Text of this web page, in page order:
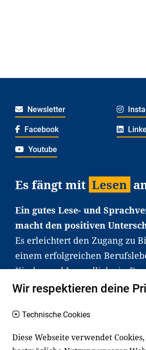
Newsletter
Facebook
Youtube
Es fängt mit Lesen
Ein gutes Lese- und
macht den positiven
Es erleichtert den Zugang zu
einem erfolgreichen
Kinder und Jugendliche in
haben aber große
an Familien sowie an
Lehrer*innen und andere
Fachexpert*innen. Dafür
Wir respektieren deine
Technische Cookies
Diese Webseite verwendet